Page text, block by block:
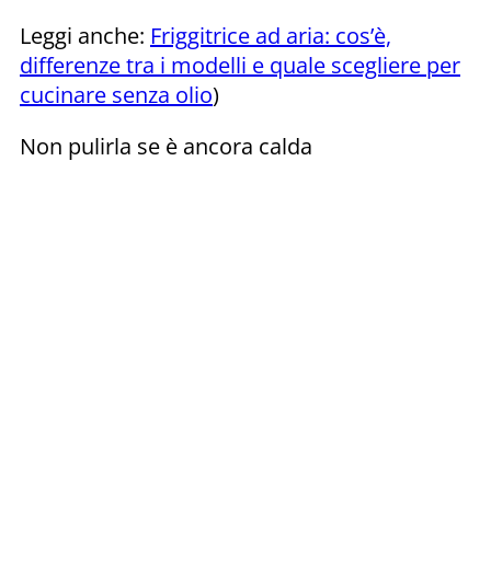
Leggi anche: Friggitrice ad aria: cos’è,
differenze tra i modelli e quale scegliere per
cucinare senza olio)
Non pulirla se è ancora calda